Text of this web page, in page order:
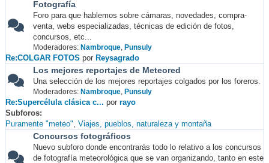
Fotografía
Foro para que hablemos sobre cámaras, novedades, compra-
venta, webs especializadas, técnicas de edición de fotos,
concursos, etc...
Moderadores: Nambroque, Punsuly
Re:COLGAR FOTOS por Reysagrado
Los mejores reportajes de Meteored
Una selección de los mejores reportajes colgados por los foreros.
Moderadores: Nambroque, Punsuly
Re:Supercélula clásica c... por rayo
Subforos
Puramente "meteo" Viajes, pueblos, naturaleza y montaña
Concursos fotográficos
Nuevo subforo donde encontrarás todo lo relativo a los concursos
de fotografía meteorológica que se van organizando, tanto en este